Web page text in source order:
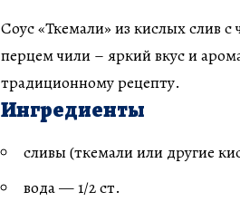
Соус «Ткемали» из кислых слив
перцем чили – яркий вкус и
традиционному рецепту.
Ингредиенты
сливы (ткемали или другие
вода — 1/2 ст.